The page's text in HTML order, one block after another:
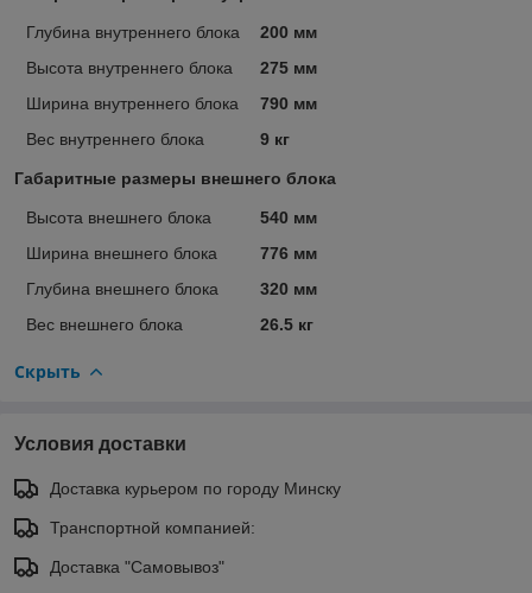
Глубина внутреннего блока
200 мм
Высота внутреннего блока
275 мм
Ширина внутреннего блока
790 мм
Вес внутреннего блока
9 кг
Габаритные размеры внешнего блока
Высота внешнего блока
540 мм
Ширина внешнего блока
776 мм
Глубина внешнего блока
320 мм
Вес внешнего блока
26.5 кг
Скрыть
Условия доставки
Доставка курьером по городу Минску
Транспортной компанией:
Доставка "Самовывоз"